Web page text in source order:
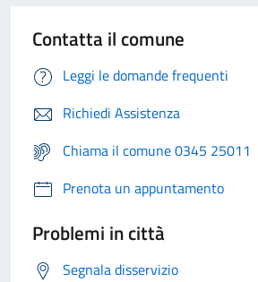
Contatta il comune
Leggi le domande frequenti
Richiedi Assistenza
Chiama il comune 0345 25011
Prenota un appuntamento
Problemi in città
Segnala disservizio